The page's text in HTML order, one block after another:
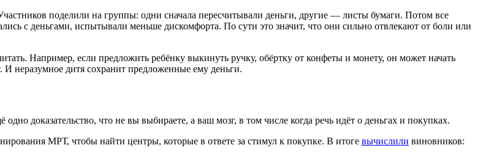
поделили на группы: одни сначала пересчитывали деньги, другие — листы бумаги. Потом все
с деньгами, испытывали меньше дискомфорта. По сути это значит, что они сильно отвлекают от боли или
Например, если предложить ребёнку выкинуть ручку, обёртку от конфеты и монету, он может начать
И неразумное дитя сохранит предложенные ему деньги.
доказательство, что не вы выбираете, а ваш мозг, в том числе когда речь идёт о деньгах и покупках.
МРТ, чтобы найти центры, которые в ответе за стимул к покупке. В итоге вычислили виновников: